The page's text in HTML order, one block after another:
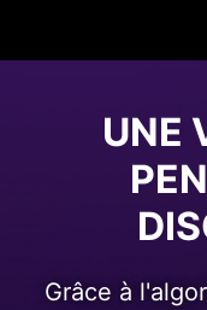
UNE
Grâce à